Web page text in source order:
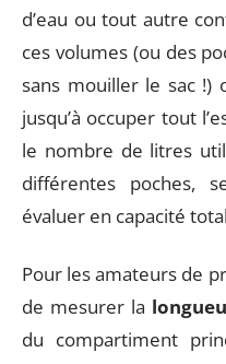
d’eau ou tout autre
ces volumes (ou des
sans mouiller le sac !)
jusqu’à occuper tout
le nombre de litres
différentes poches,
évaluer en capacité
Pour les amateurs de
de mesurer la
du compartiment